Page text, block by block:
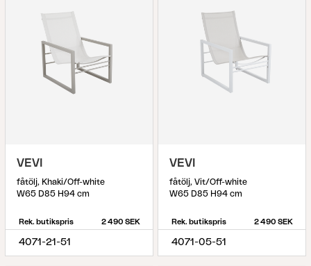
VEVI
fåtölj, Khaki/Off-white
W65 D85 H94 cm
Rek. butikspris 2 490 SEK
4071-21-51
VEVI
fåtölj, Vit/Off-white
W65 D85 H94 cm
Rek. butikspris 2 490 SEK
4071-05-51